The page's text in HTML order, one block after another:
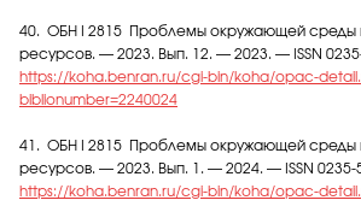
40. ОБН I 2815 Проблемы окружающей среды
ресурсов. — 2023. Вып. 12. — 2023. — ISSN
https://koha.benran.ru/cgi-bin/koha/opac-
biblionumber=2240024
41. ОБН I 2815 Проблемы окружающей среды
ресурсов. — 2023. Вып. 1. — 2024. — ISSN 0235-
https://koha.benran.ru/cgi-bin/koha/opac-